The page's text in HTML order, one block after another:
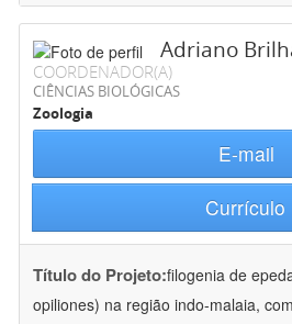
Adriano
COORDENADOR(A)
CIÊNCIAS BIOLÓGICAS
Zoologia
E-mail
Currículo
Título do Projeto:filogenia de
opiliones) na região indo-malaia,